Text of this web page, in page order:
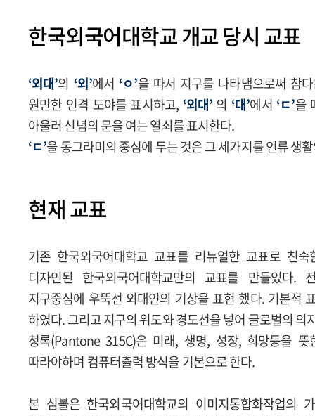
한국외국어대학교 개교 당시 교표
‘외대’의 ‘외’에서 ‘ㅇ’을 따서 지구를 나타냄으로써 참
원만한 인격 도야를 표시하고, ‘외대’의 ‘대’에서 ‘ㄷ’을
아울러 신념의 문을 여는 열쇠를 표시한다.
‘ㄷ’을 동그라미의 중심에 두는 것은 그 세가지를 인류 생
현재 교표
기존 한국외국어대학교 교표를 리뉴얼한 교표로 친
디자인된 한국외국어대학교만의 교표를 만들었다.
지구중심에 우뚝선 외대인의 기상을 표현 했다. 기본적
하였다. 그리고 지구의 위도와 경도선을 넣어 글로벌의 의
청록(Pantone 315C)은 미래, 생명, 성장, 희망등을
따라야하며 컴퓨터출력 방식을 기본으로 한다.
본 심볼은 한국외국어대학교의 이미지통합화작업의